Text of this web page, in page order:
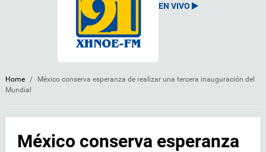
EN VIVO
Home /
México conserva esperanza de realizar una tercera inauguración del
Mundial
México conserva esperanza